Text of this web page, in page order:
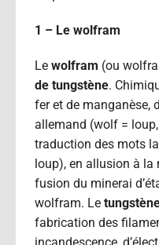
1 – Le wolfram
Le wolfram (ou
de tungstène.
fer et de manganèse,
allemand (wolf =
traduction des mots
loup), en allusion à la
fusion du minerai
wolfram. Le
fabrication des
incandescence,